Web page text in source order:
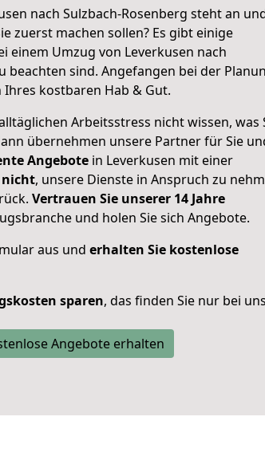
nach Sulzbach-Rosenberg steht an
zuerst machen sollen? Es gibt einige
einem Umzug von Leverkusen nach
beachten sind. Angefangen bei der
kostbaren Hab & Gut.
Arbeitsstress nicht wissen, was
übernehmen unsere Partner für Sie
Angebote in Leverkusen mit einer
nicht, unsere Dienste in Anspruch zu
Vertrauen Sie unserer 14 Jahre
und holen Sie sich Angebote.
aus und erhalten Sie kostenlose
sparen, das finden Sie nur bei
Angebote erhalten